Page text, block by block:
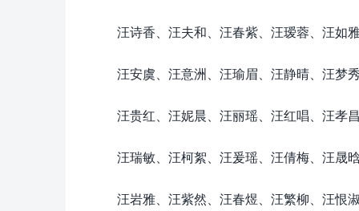
汪诗香、汪夫和、汪春紫、汪瑷蓉、汪如雅
汪安虞、汪意洲、汪瑜眉、汪静晴、汪梦秀
汪贵红、汪妮晨、汪丽瑶、汪红唱、汪孝昌
汪瑞敏、汪柯絮、汪爰瑶、汪倩梅、汪晟晗
汪岩雅、汪紫然、汪春煜、汪繁柳、汪恨淑